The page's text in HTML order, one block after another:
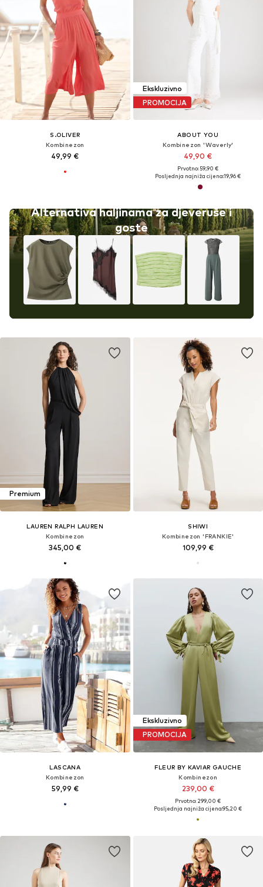
S.OLIVER
Kombinezon
49,99 €
Alternativa haljinama za djeveruše i
goste
Ekskluzivno
PROMOCIJA
ABOUT YOU
Kombinezon 'Waverly'
49,90 €
Prvotno: 59,90 €
Posljednja najniža cijena:19,96 €
Premium
LAUREN RALPH LAUREN
Kombinezon
345,00 €
SHIWI
Kombinezon 'FRANKIE'
109,99 €
LASCANA
Kombinezon
59,99 €
Ekskluzivno
PROMOCIJA
FLEUR BY KAVIAR GAUCHE
Kombinezon
239,00 €
Prvotno: 299,00 €
Posljednja najniža cijena:95,20 €